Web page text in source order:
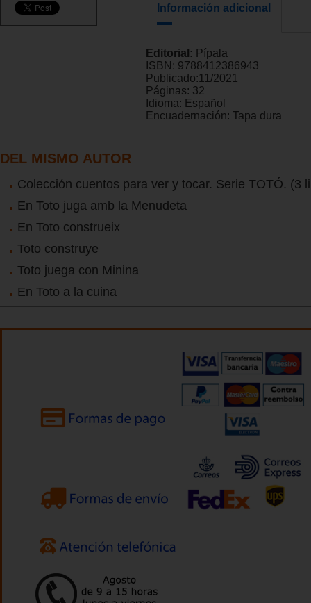
Información adicional
Editorial: Pípala
ISBN: 9788412386943
Publicado:11/2021
Páginas: 32
Idioma: Español
Encuadernación: Tapa dura
DEL MISMO AUTOR
Colección cuentos para ver y tocar. Serie TOTÓ. (3
En Toto juga amb la Menudeta
En Toto construeix
Toto construye
Toto juega con Minina
En Toto a la cuina